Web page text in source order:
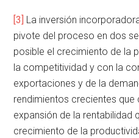
[3] La inversión
pivote del proceso en dos
posible el crecimiento de la
la competitividad y con la
exportaciones y de la
rendimientos crecientes que
expansión de la rentabilidad
crecimiento de la